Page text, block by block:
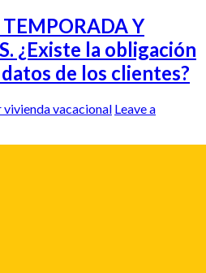
Y
¿Existe la obligación
de los clientes?
vivienda vacacional Leave a